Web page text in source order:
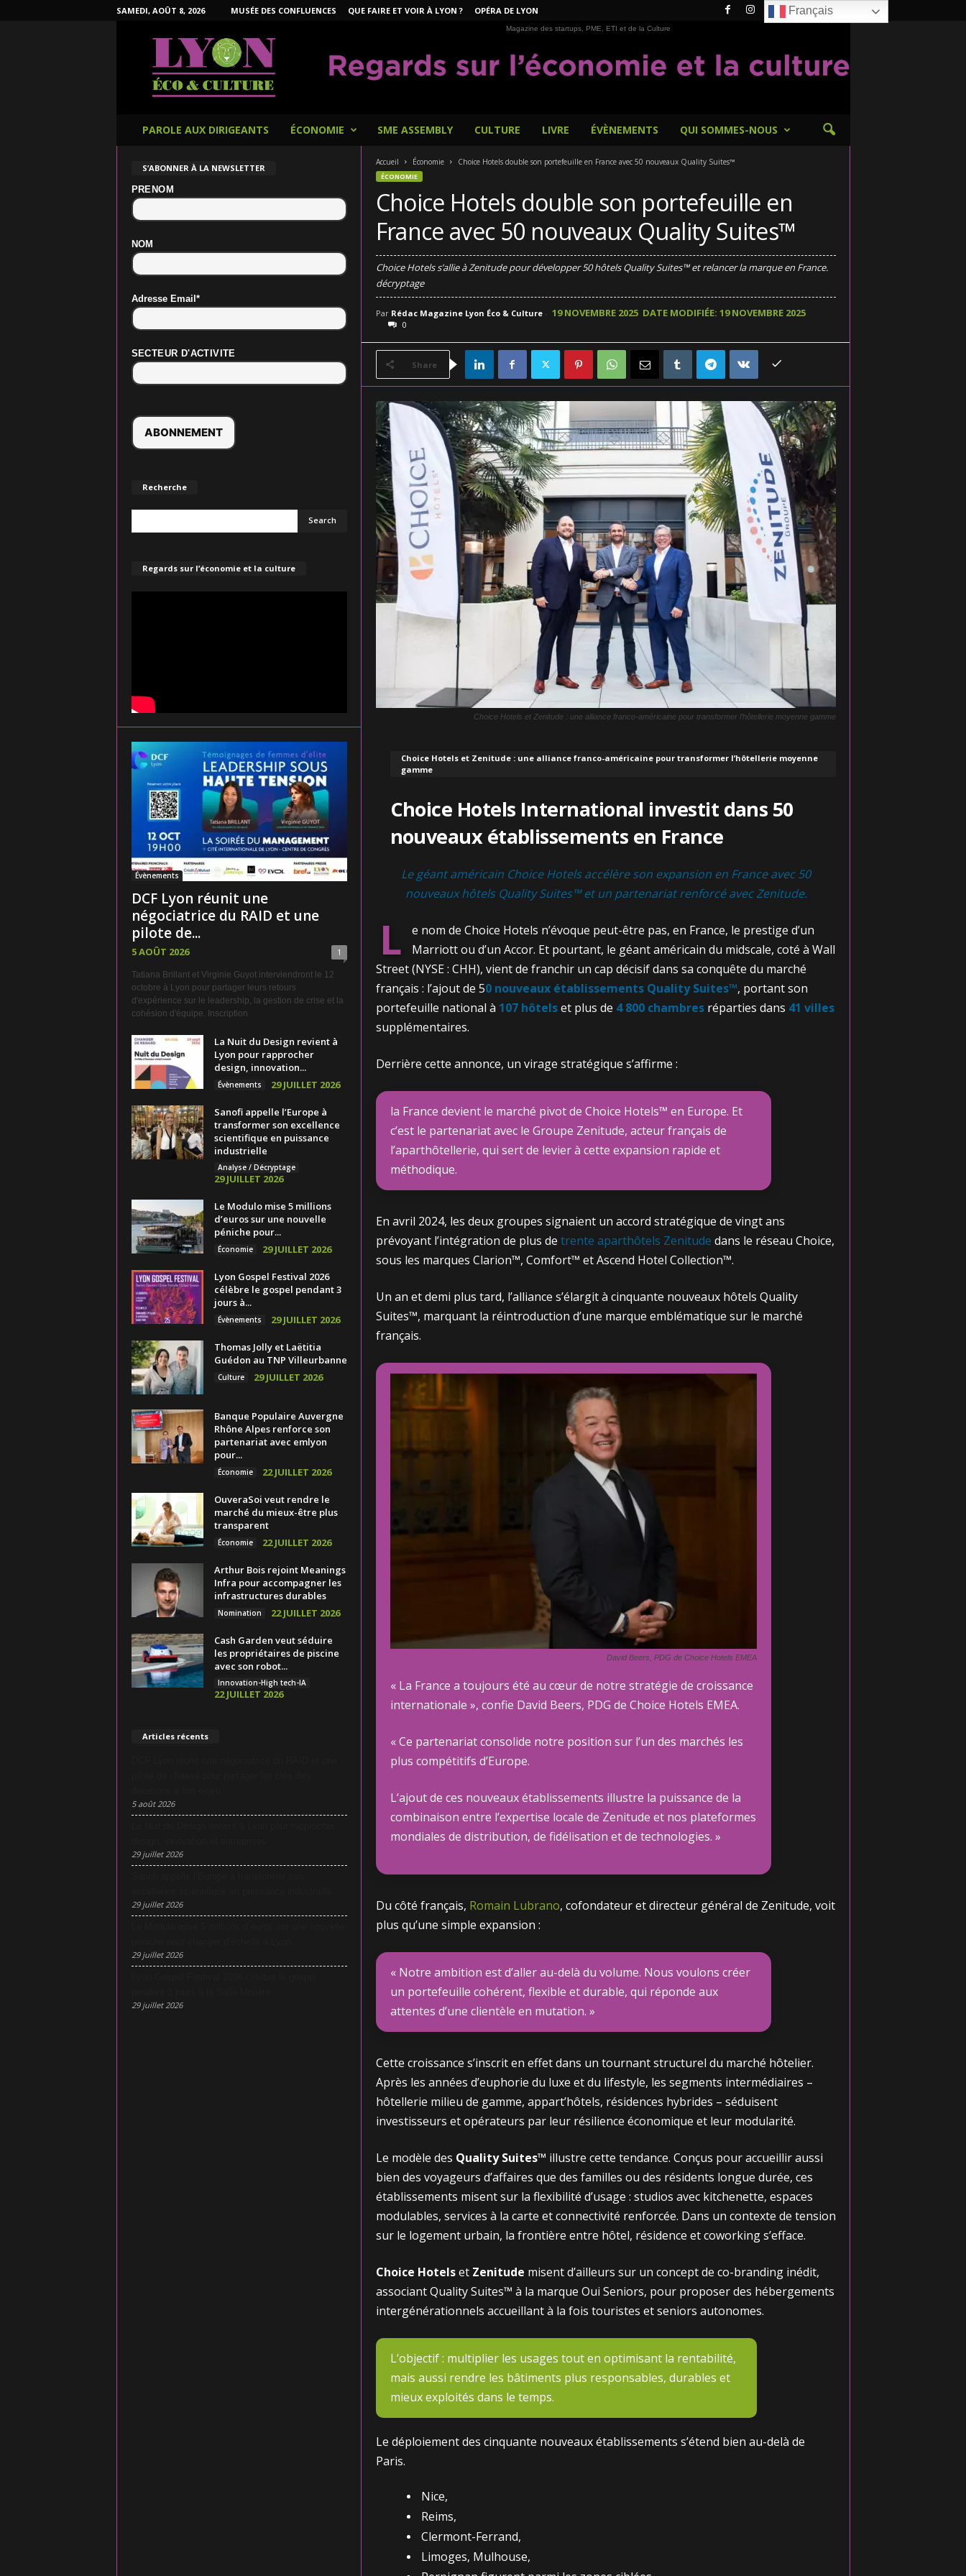
SAMEDI, AOÛT 8, 2026 MUSÉE DES CONFLUENCES QUE FAIRE ET VOIR À LYON ? OPÉRA DE LYON
Magazine des startups, PME, ETI et de la Culture
PAROLE AUX DIRIGEANTS ÉCONOMIE SME ASSEMBLY CULTURE LIVRE ÉVÈNEMENTS QUI SOMMES-NOUS
Accueil Économie Choice Hotels double son portefeuille en France avec 50 nouveaux Quality Suites™
ÉCONOMIE
Choice Hotels double son portefeuille en
France avec 50 nouveaux Quality Suites™
Choice Hotels s’allie à Zenitude pour développer 50 hôtels Quality Suites™ et relancer la marque en France.
décryptage
Par Rédac Magazine Lyon Éco & Culture- 19 NOVEMBRE 2025 DATE MODIFIÉE: 19 NOVEMBRE 2025
0
Share
Choice Hotels et Zenitude : une alliance franco-américaine pour transformer l’hôtellerie moyenne gamme
Choice Hotels et Zenitude : une alliance franco-américaine pour transformer l’hôtellerie moyenne
gamme
Choice Hotels International investit dans 50
nouveaux établissements en France
Le géant américain Choice Hotels accélère son expansion en France avec 50
nouveaux hôtels Quality Suites™ et un partenariat renforcé avec Zenitude.
L
e nom de Choice Hotels n’évoque peut-être pas, en France, le prestige d’un
Marriott ou d’un Accor. Et pourtant, le géant américain du midscale, coté à Wall
Street (NYSE : CHH), vient de franchir un cap décisif dans sa conquête du marché
français : l’ajout de 50 nouveaux établissements Quality Suites™, portant son
portefeuille national à 107 hôtelset plus de 4 800 chambres réparties dans 41 villes
supplémentaires.
Derrière cette annonce, un virage stratégique s’affirme :
la France devient le marché pivot de Choice Hotels™ en Europe. Et
c’est le partenariat avec le Groupe Zenitude, acteur français de
l’aparthôtellerie, qui sert de levier à cette expansion rapide et
méthodique.
En avril 2024, les deux groupes signaient un accord stratégique de vingt ans
prévoyant l’intégration de plus de trente aparthôtels Zenitude dans le réseau Choice,
sous les marques Clarion™, Comfort™ et Ascend Hotel Collection™.
Un an et demi plus tard, l’alliance s’élargit à cinquante nouveaux hôtels Quality
Suites™, marquant la réintroduction d’une marque emblématique sur le marché
français.
David Beers, PDG de Choice Hotels EMEA
« La France a toujours été au cœur de notre stratégie de croissance
internationale », confie David Beers, PDG de Choice Hotels EMEA.
« Ce partenariat consolide notre position sur l’un des marchés les
plus compétitifs d’Europe.
L’ajout de ces nouveaux établissements illustre la puissance de la
combinaison entre l’expertise locale de Zenitude et nos plateformes
mondiales de distribution, de fidélisation et de technologies. »
Du côté français, Romain Lubrano, cofondateur et directeur général de Zenitude, voit
plus qu’une simple expansion :
« Notre ambition est d’aller au-delà du volume. Nous voulons créer
un portefeuille cohérent, flexible et durable, qui réponde aux
attentes d’une clientèle en mutation. »
Cette croissance s’inscrit en effet dans un tournant structurel du marché hôtelier.
Après les années d’euphorie du luxe et du lifestyle, les segments intermédiaires –
hôtellerie milieu de gamme, appart’hôtels, résidences hybrides – séduisent
investisseurs et opérateurs par leur résilience économique et leur modularité.
Le modèle des Quality Suites™ illustre cette tendance. Conçus pour accueillir aussi
bien des voyageurs d’affaires que des familles ou des résidents longue durée, ces
établissements misent sur la flexibilité d’usage : studios avec kitchenette, espaces
modulables, services à la carte et connectivité renforcée. Dans un contexte de tension
sur le logement urbain, la frontière entre hôtel, résidence et coworking s’efface.
Choice Hotelset Zenitude misent d’ailleurs sur un concept de co-branding inédit,
associant Quality Suites™ à la marque Oui Seniors, pour proposer des hébergements
intergénérationnels accueillant à la fois touristes et seniors autonomes.
L’objectif : multiplier les usages tout en optimisant la rentabilité,
mais aussi rendre les bâtiments plus responsables, durables et
mieux exploités dans le temps.
Le déploiement des cinquante nouveaux établissements s’étend bien au-delà de
Paris.
Nice,
Reims,
Clermont-Ferrand,
Limoges, Mulhouse,
S’ABONNER À LA NEWSLETTER
PRENOM
NOM
Adresse Email*
SECTEUR D'ACTIVITE
Recherche
Regards sur l’économie et la culture
Évènements
DCF Lyon réunit une
négociatrice du RAID et une
pilote de...
5 AOÛT 2026 1
Tatiana Brillant et Virginie Guyot interviendront le 12
octobre à Lyon pour partager leurs retours
d'expérience sur le leadership, la gestion de crise et la
cohésion d'équipe. Inscription
La Nuit du Design revient à
Lyon pour rapprocher
design, innovation...
Évènements 29 JUILLET 2026
Sanofi appelle l’Europe à
transformer son excellence
scientifique en puissance
industrielle
Analyse / Décryptage
29 JUILLET 2026
Le Modulo mise 5 millions
d’euros sur une nouvelle
péniche pour...
Économie 29 JUILLET 2026
Lyon Gospel Festival 2026
célèbre le gospel pendant 3
jours à...
Évènements 29 JUILLET 2026
Thomas Jolly et Laëtitia
Guédon au TNP Villeurbanne
Culture 29 JUILLET 2026
Banque Populaire Auvergne
Rhône Alpes renforce son
partenariat avec emlyon
pour...
Économie 22 JUILLET 2026
OuveraSoi veut rendre le
marché du mieux-être plus
transparent
Économie 22 JUILLET 2026
Arthur Bois rejoint Meanings
Infra pour accompagner les
infrastructures durables
Nomination 22 JUILLET 2026
Cash Garden veut séduire
les propriétaires de piscine
avec son robot...
Innovation-High tech-IA
22 JUILLET 2026
Articles récents
5 août 2026
29 juillet 2026
29 juillet 2026
29 juillet 2026
29 juillet 2026
Français